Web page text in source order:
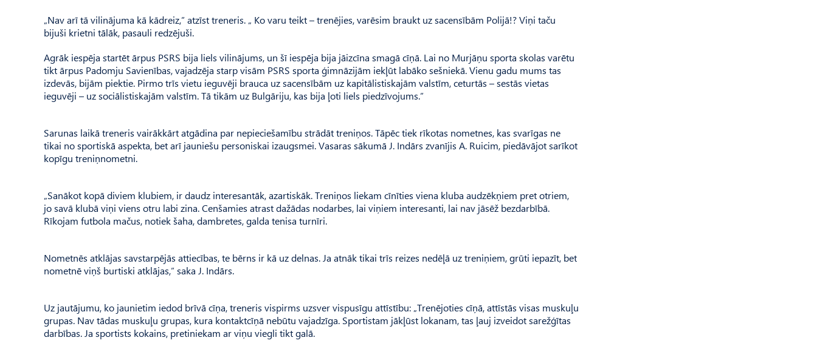
„Nav arī tā vilinājuma kā kādreiz,” atzīst treneris. „ Ko varu teikt – trenējies, varēsim braukt uz sacensībām Polijā!? Viņi taču
bijuši krietni tālāk, pasauli redzējuši.
Agrāk iespēja startēt ārpus PSRS bija liels vilinājums, un šī iespēja bija jāizcīna smagā cīņā. Lai no Murjāņu sporta skolas varētu
tikt ārpus Padomju Savienības, vajadzēja starp visām PSRS sporta ģimnāzijām iekļūt labāko sešniekā. Vienu gadu mums tas
izdevās, bijām piektie. Pirmo trīs vietu ieguvēji brauca uz sacensībām uz kapitālistiskajām valstīm, ceturtās – sestās vietas
ieguvēji – uz sociālistiskajām valstīm. Tā tikām uz Bulgāriju, kas bija ļoti liels piedzīvojums.”
Sarunas laikā treneris vairākkārt atgādina par nepieciešamību strādāt treniņos. Tāpēc tiek rīkotas nometnes, kas svarīgas ne
tikai no sportiskā aspekta, bet arī jauniešu personiskai izaugsmei. Vasaras sākumā J. Indārs zvanījis A. Ruicim, piedāvājot sarīkot
kopīgu treniņnometni.
„Sanākot kopā diviem klubiem, ir daudz interesantāk, azartiskāk. Treniņos liekam cīnīties viena kluba audzēkņiem pret otriem,
jo savā klubā viņi viens otru labi zina. Cenšamies atrast dažādas nodarbes, lai viņiem interesanti, lai nav jāsēž bezdarbībā.
Rīkojam futbola mačus, notiek šaha, dambretes, galda tenisa turnīri.
Nometnēs atklājas savstarpējās attiecības, te bērns ir kā uz delnas. Ja atnāk tikai trīs reizes nedēļā uz treniņiem, grūti iepazīt, bet
nometnē viņš burtiski atklājas,” saka J. Indārs.
Uz jautājumu, ko jaunietim iedod brīvā cīņa, treneris vispirms uzsver vispusīgu attīstību: „Trenējoties cīņā, attīstās visas muskuļu
grupas. Nav tādas muskuļu grupas, kura kontaktcīņā nebūtu vajadzīga. Sportistam jākļūst lokanam, tas ļauj izveidot sarežģītas
darbības. Ja sportists kokains, pretiniekam ar viņu viegli tikt galā.